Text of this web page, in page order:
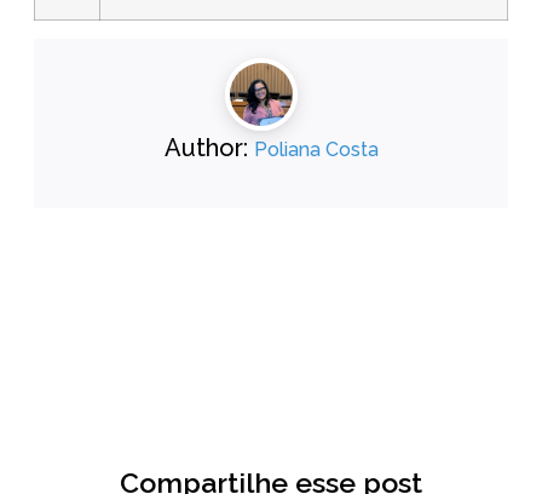
Author: Poliana Costa
Compartilhe esse post